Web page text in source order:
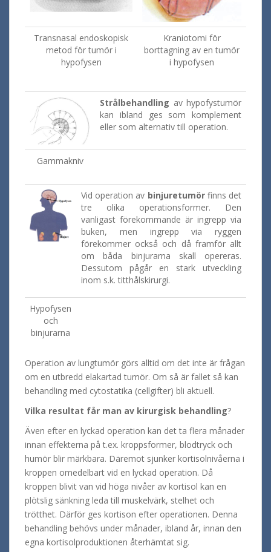
Transnasal endoskopisk
metod för tumör i
hypofysen
Kraniotomi för
borttagning av en tumör
i hypofysen
Strålbehandling av hypofystumör
kan ibland ges som komplement
eller som alternativ till operation.
Gammakniv
Vid operation av binjuretumörfinns det
tre olika operationsformer. Den
vanligast förekommande är ingrepp via
buken, men ingrepp via ryggen
förekommer också och då framför allt
om båda binjurarna skall opereras.
Dessutom pågår en stark utveckling
inom s.k. titthålskirurgi.
Hypofysen
och
binjurarna
Operation av lungtumör görs alltid om det inte är frågan
om en utbredd elakartad tumör. Om så är fallet så kan
behandling med cytostatika (cellgifter) bli aktuell.
Vilka resultat får man av kirurgisk behandling?
Även efter en lyckad operation kan det ta flera månader
innan effekterna på t.ex. kroppsformer, blodtryck och
humör blir märkbara. Däremot sjunker kortisolnivåerna i
kroppen omedelbart vid en lyckad operation. Då
kroppen blivit van vid höga nivåer av kortisol kan en
plötslig sänkning leda till muskelvärk, stelhet och
trötthet. Därför ges kortison efter operationen. Denna
behandling behövs under månader, ibland år, innan den
egna kortisolproduktionen återhämtat sig.